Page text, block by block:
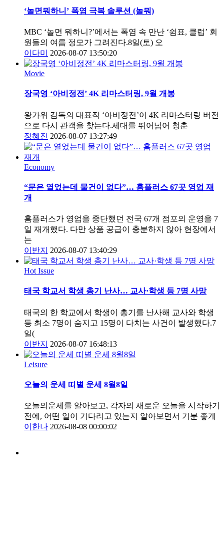
‘놀면뭐하니’ 폭염 극복 솔루션 (놀뭐)
MBC ‘놀면 뭐하니?’에서는 폭염 속 만난 ‘쉼표, 클럽’ 회
원들의 여름 정모가 그려진다.8일(토) 오
이다미
2026-08-07 13:50:20
Movie
장국영 ‘아비정전’ 4K 리마스터링, 9월 개봉
왕가위 감독의 대표작 ‘아비정전’이 4K 리마스터링 버전
으로 다시 관객을 찾는다.세대를 뛰어넘어 청춘
정혜진 2026-08-07 13:27:49
Economy
“문은 열었는데 물건이 없다”… 홈플러스 67곳 영업 재
개
홈플러스가 영업을 중단했던 전국 67개 점포의 운영을 7
일 재개했다. 다만 상품 공급이 충분하지 않아 현장에서
는
이반지
2026-08-07 13:40:29
Hot Issue
태국 학교서 학생 총기 난사… 교사·학생 등 7명 사망
태국의 한 학교에서 학생이 총기를 난사해 교사와 학생
등 최소 7명이 숨지고 15명이 다치는 사건이 발생했다.7
일(
이반지
2026-08-07 16:48:13
Leisure
오늘의 운세 띠별 운세 8월8일
오늘의운세를 알아보고, 각자의 새로운 오늘을 시작하기
전에, 어떤 일이 기다리고 있는지 알아보면서 기분 좋게
이한나 2026-08-08 00:00:02